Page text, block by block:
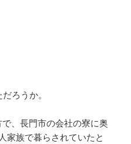
ろうか。
、長門市の会社の寮に奥
家族で暮らされていたと